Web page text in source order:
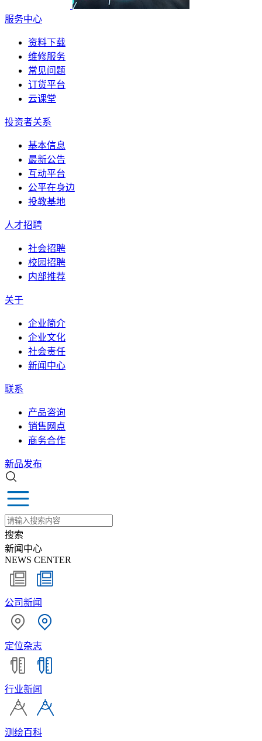
服务中心
资料下载
维修服务
常见问题
订货平台
云课堂
投资者关系
基本信息
最新公告
互动平台
公平在身边
投教基地
人才招聘
社会招聘
校园招聘
内部推荐
关于
企业简介
企业文化
社会责任
新闻中心
联系
产品咨询
销售网点
商务合作
新品发布
搜索
新闻中心
NEWS CENTER
公司新闻
定位杂志
行业新闻
测绘百科